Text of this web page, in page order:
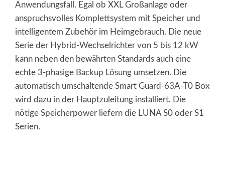
Anwendungsfall. Egal ob XXL Großanlage oder
anspruchsvolles Komplettsystem mit Speicher und
intelligentem Zubehör im Heimgebrauch. Die neue
Serie der Hybrid-Wechselrichter von 5 bis 12 kW
kann neben den bewährten Standards auch eine
echte 3-phasige Backup Lösung umsetzen. Die
automatisch umschaltende Smart Guard-63A-T0 Box
wird dazu in der Hauptzuleitung installiert. Die
nötige Speicherpower liefern die LUNA S0 oder S1
Serien.